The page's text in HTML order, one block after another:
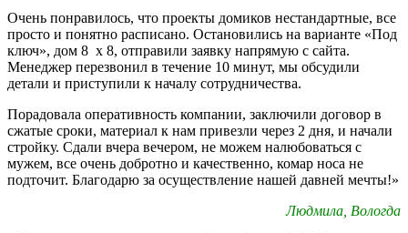
Очень понравилось, что проекты домиков нестандартные, все
просто и понятно расписано. Остановились на варианте «Под
ключ», дом 8 х 8, отправили заявку напрямую с сайта.
Менеджер перезвонил в течение 10 минут, мы обсудили
детали и приступили к началу сотрудничества.
Порадовала оперативность компании, заключили договор в
сжатые сроки, материал к нам привезли через 2 дня, и начали
стройку. Сдали вчера вечером, не можем налюбоваться с
мужем, все очень добротно и качественно, комар носа не
подточит. Благодарю за осуществление нашей давней мечты!»
Людмила, Вологда